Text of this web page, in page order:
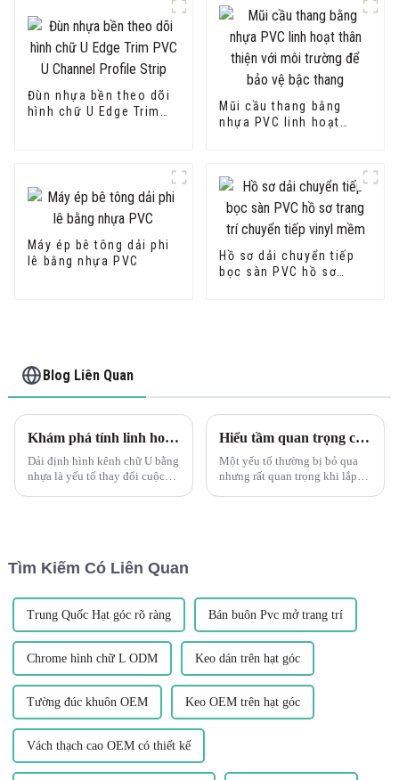
Đùn nhựa bền theo dõi
hình chữ U Edge Trim
Mũi cầu thang bằng
nhựa PVC linh hoạt
Máy ép bê tông dải phi
lê bằng nhựa PVC
Hồ sơ dải chuyển tiếp
bọc sàn PVC hồ sơ
Blog Liên Quan
Khám phá tính linh hoạt của thanh profile kênh U PVC Leguwe
Dải định hình kênh chữ U bằng
nhựa là yếu tố thay đổi cuộc
Hiểu tầm quan trọng của Cấu hình dải chuyển tiếp phủ sàn PVC Leguwe
Một yếu tố thường bị bỏ qua
nhưng rất quan trọng khi lắp
Tìm Kiếm Có Liên Quan
Trung Quốc Hạt góc rõ ràng Bán buôn Pvc mở trang trí
Chrome hình chữ L ODM Keo dán trên hạt góc
Tường đúc khuôn OEM Keo OEM trên hạt góc
Vách thạch cao OEM có thiết kế